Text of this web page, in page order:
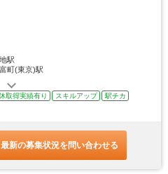
駅
町(東京)駅
取得実績有り スキルアップ
駅チカ
最新の募集状況を問い合わせる